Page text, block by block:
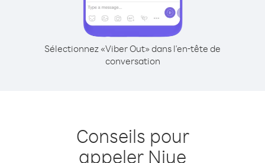
Sélectionnez «Viber Out» dans l'en-tête de
conversation
Conseils pour
appeler Niue